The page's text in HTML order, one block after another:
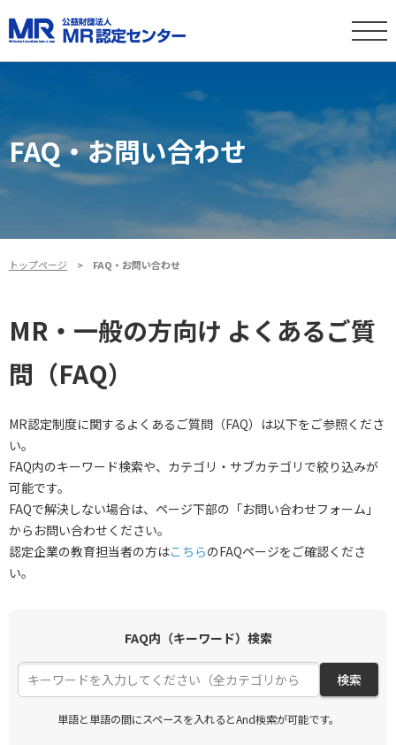
FAQ・お問い合わせ
トップページ FAQ・お問い合わせ
MR・一般の方向け よくあるご質
問（FAQ）
MR認定制度に関するよくあるご質問（FAQ）は以下をご参照くださ
い。
FAQ内のキーワード検索や、カテゴリ・サブカテゴリで絞り込みが
可能です。
FAQで解決しない場合は、ページ下部の「お問い合わせフォーム」
からお問い合わせください。
認定企業の教育担当者の方はこちらのFAQページをご確認くださ
い。
FAQ内（キーワード）検索
検索
単語と単語の間にスペースを入れるとAnd検索が可能です。